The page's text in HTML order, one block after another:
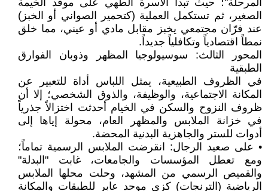
المرحلة"؛ حيث تبدأ الأسرة الطهي على موقد الخيمة
الصغير، ثم تستكمل العملية (كتحمير الصواني أو الخبز)
عند فرّان مجتمعي يخبز مقابل مادي أو عيني، مما خلق
نمطاً اقتصادياً وتكافلياً جديداً.
المحور الثالث: سوسيولوجيا المظهر وذوبان الفوارق
الطبقية
في الظروف الطبيعية، يمثل اللباس أداة للتعبير عن
المكانة الاجتماعية، والوظيفة، والذوق الشخصي؛ إلا أن
ظروف النزوح والسكن في الخيام أحدثت اختزالاً جذرياً
في خزانة الملابس والمظهر العام، محولة إياها إلى
أدوات للستر والجاهزية البدنية المحضة.
• على صعيد الرجال: انقرضت الملابس الرسمية تماماً؛
ومع تعطل المؤسسات والجامعات، غابت "البدلة"
والقميص الرسمي من المشهد، وحلت محلها الملابس
الرياضية (الترنجات) كزي موحد عابر للطبقات والمكانة